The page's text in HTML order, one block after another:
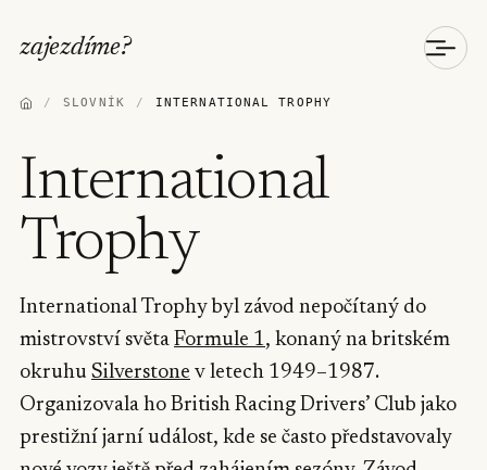
zajezdíme?
/ SLOVNÍK / INTERNATIONAL TROPHY
International
Trophy
International Trophy byl závod nepočítaný do
mistrovství světa Formule 1, konaný na britském
okruhu Silverstone v letech 1949–1987.
Organizovala ho British Racing Drivers’ Club jako
prestižní jarní událost, kde se často představovaly